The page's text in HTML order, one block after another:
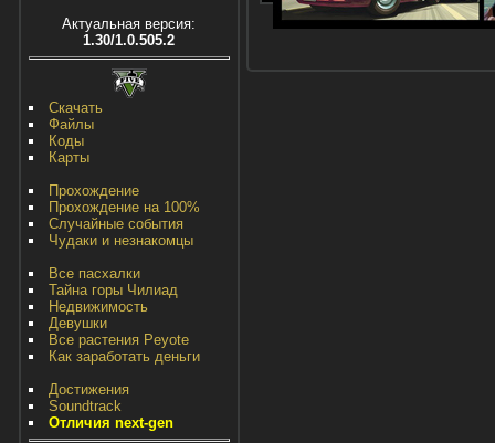
Актуальная версия:
1.30/1.0.505.2
Скачать
Файлы
Коды
Карты
Прохождение
Прохождение на 100%
Случайные события
Чудаки и незнакомцы
Все пасхалки
Тайна горы Чилиад
Недвижимость
Девушки
Все растения Peyote
Как заработать деньги
Достижения
Soundtrack
Отличия next-gen